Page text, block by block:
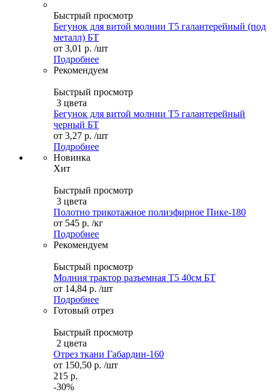
Быстрый просмотр
Бегунок для витой молнии Т5 галантерейный (под
металл) БТ
от 3,01 р. /шт
Подробнее
Рекомендуем
Быстрый просмотр
3 цвета
Бегунок для витой молнии Т5 галантерейный
черный БТ
от 3,27 р. /шт
Подробнее
Новинка
Хит
Быстрый просмотр
3 цвета
Полотно трикотажное полиэфирное Пике-180
от 545 р. /кг
Подробнее
Рекомендуем
Быстрый просмотр
Молния трактор разъемная Т5 40см БТ
от 14,84 р. /шт
Подробнее
Готовый отрез
Быстрый просмотр
2 цвета
Отрез ткани Габардин-160
от 150,50 р. /шт
215 р.
-30%